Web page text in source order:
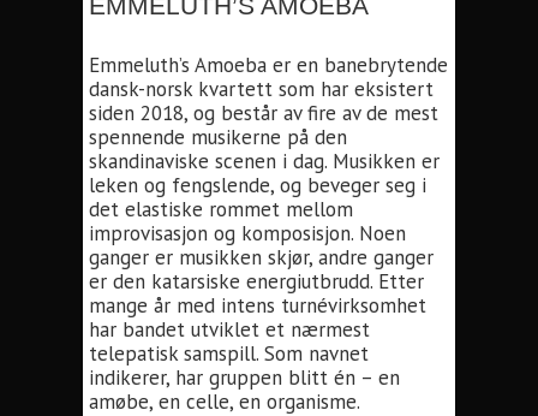
Emmeluth’s Amoeba er en banebrytende
dansk-norsk kvartett som har eksistert
siden 2018, og består av fire av de mest
spennende musikerne på den
skandinaviske scenen i dag. Musikken er
leken og fengslende, og beveger seg i
det elastiske rommet mellom
improvisasjon og komposisjon. Noen
ganger er musikken skjør, andre ganger
er den katarsiske energiutbrudd. Etter
mange år med intens turnévirksomhet
har bandet utviklet et nærmest
telepatisk samspill. Som navnet
indikerer, har gruppen blitt én – en
amøbe, en celle, en organisme.